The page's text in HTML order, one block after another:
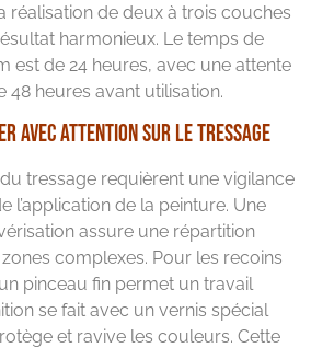
réalisation de deux à trois couches
harmonieux. Le temps de
est de 24 heures, avec une attente
48 heures avant utilisation.
avec attention sur le tressage
tressage requièrent une vigilance
l’application de la peinture. Une
assure une répartition
complexes. Pour les recoins
pinceau fin permet un travail
se fait avec un vernis spécial
et ravive les couleurs. Cette